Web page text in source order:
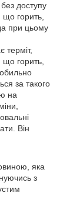
доступу
горить,
при цьому
терміт,
що горить,
за такого
на
Він
яка
з